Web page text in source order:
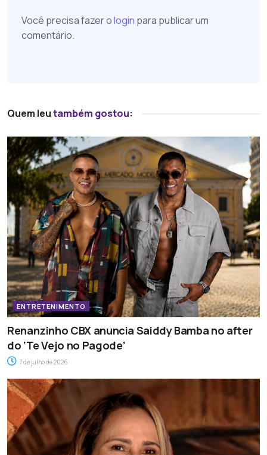
Você precisa fazer ologin para publicar um
comentário.
Quem leutambém gostou:
ENTRETENIMENTO
Renanzinho CBX anuncia Saiddy Bamba no after
do ‘Te Vejo no Pagode’
7 de julho de 2026